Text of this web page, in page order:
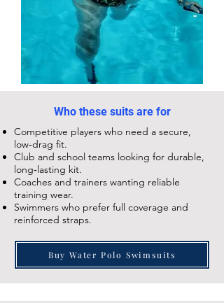
Who these suits are for
Competitive players who need a secure,
low‑drag fit.
Club and school teams looking for durable,
long‑lasting kit.
Coaches and trainers wanting reliable
training wear.
Swimmers who prefer full coverage and
reinforced straps.
Buy Water Polo Swimsuits